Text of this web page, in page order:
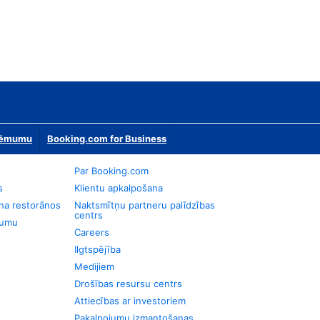
Booking.com for Business
restorānos
Par Booking.com
Klientu apkalpošana
Naktsmītņu partneru palīdzības
centrs
Careers
Ilgtspējība
Medijiem
Drošības resursu centrs
Attiecības ar investoriem